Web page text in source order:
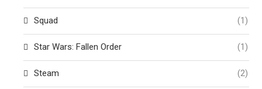
Squad (1)
Star Wars: Fallen Order (1)
Steam (2)